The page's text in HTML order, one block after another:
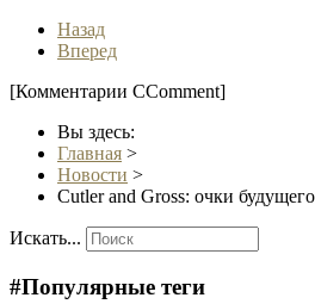
Назад
Вперед
[Комментарии CComment]
Вы здесь:
Главная >
Новости >
Cutler and Gross: очки
Искать...
#Популярные теги